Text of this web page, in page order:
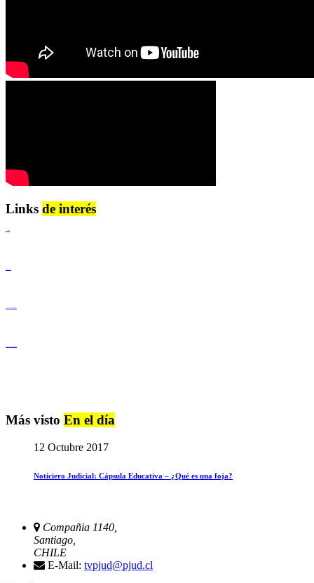
Links de interés
Más visto En el día
12 Octubre 2017
Noticiero Judicial: Cápsula Educativa – ¿Qué es una foja?
Compañia 1140,
Santiago,
CHILE
E-Mail: tvpjud@pjud.cl